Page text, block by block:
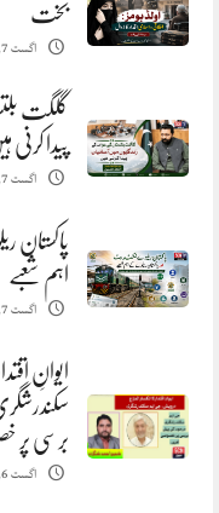
بخت
اگست 7, 2026
گلگت
پیدا
اگست 7, 2026
پاکستان
اہم شعبے
اگست 7, 2026
ایوانِ
برسی پر
اگست 6, 2026